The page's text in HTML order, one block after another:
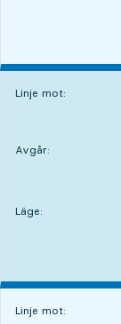
Linje mot:
Avgår:
Läge:
LÄGE,
,
Linje mot: